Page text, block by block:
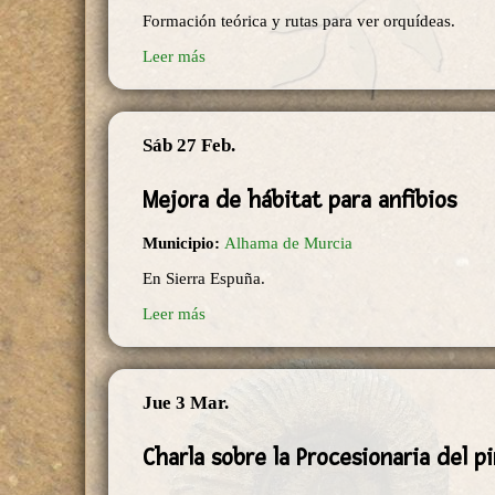
Formación teórica y rutas para ver orquídeas.
Leer más
Sáb 27 Feb.
Mejora de hábitat para anfibios
Municipio: Alhama de Murcia
En Sierra Espuña.
Leer más
Jue 3 Mar.
Charla sobre la Procesionaria del